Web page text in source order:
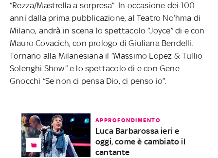
“Rezza/Mastrella a sorpresa”. In occasione dei 100
anni dalla prima pubblicazione, al Teatro No’hma di
Milano, andrà in scena lo spettacolo “Joyce” di e con
Mauro Covacich, con prologo di Giuliana Bendelli.
Tornano alla Milanesiana il “Massimo Lopez & Tullio
Solenghi Show” e lo spettacolo di e con Gene
Gnocchi “Se non ci pensa Dio, ci penso io”.
APPROFONDIMENTO
Luca Barbarossa ieri e
oggi, come è cambiato il
cantante